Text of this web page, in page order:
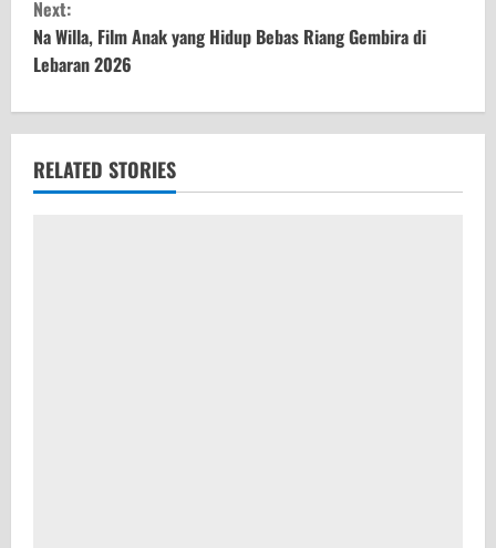
t
i
n
u
Next:
Na Willa, Film Anak yang Hidup Bebas Riang Gembira di
Lebaran 2026
RELATED STORIES